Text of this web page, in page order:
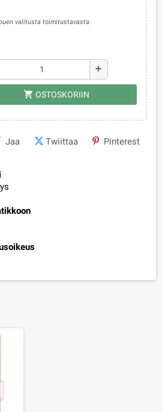
valitusta toimitustavasta.
add
shopping_cart OSTOSKORIIN
Jaa Twiittaa Pinterest